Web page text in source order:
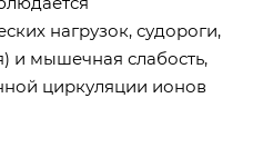
нагрузок, судороги,
и мышечная слабость,
циркуляции ионов